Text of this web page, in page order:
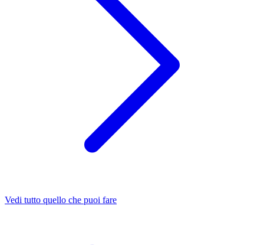
Vedi tutto quello che puoi fare